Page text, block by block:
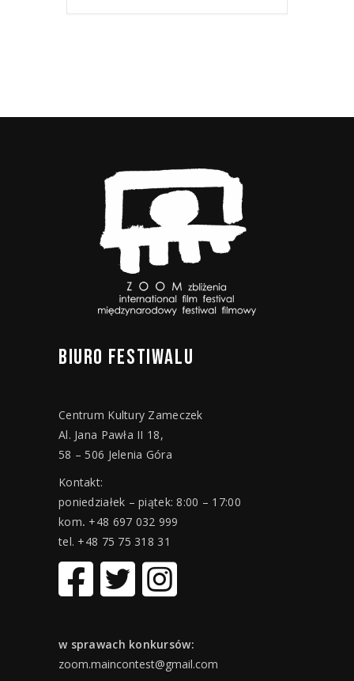
BIURO FESTIWALU
Centrum Kultury Zameczek
Al. Jana Pawła II 18,
58 – 506 Jelenia Góra
Kontakt:
poniedziałek – piątek: 8:00 – 17:00
kom. +48 697 032 999
tel. +48 75 75 318 31
w sprawach konkursów:
zoom.maincontest@gmail.com